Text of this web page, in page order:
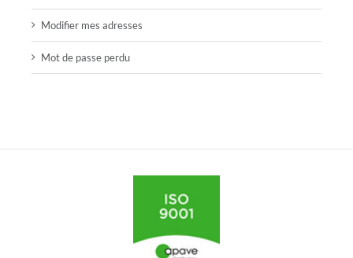
Modifier mes adresses
Mot de passe perdu